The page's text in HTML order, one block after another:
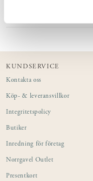
KUNDSERVICE
Kontakta oss
Köp- & leveransvillkor
Integritetspolicy
Butiker
Inredning för företag
Norrgavel Outlet
Presentkort